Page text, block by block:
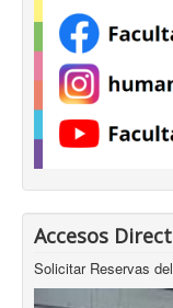
Accesos
Solicitar Reservas